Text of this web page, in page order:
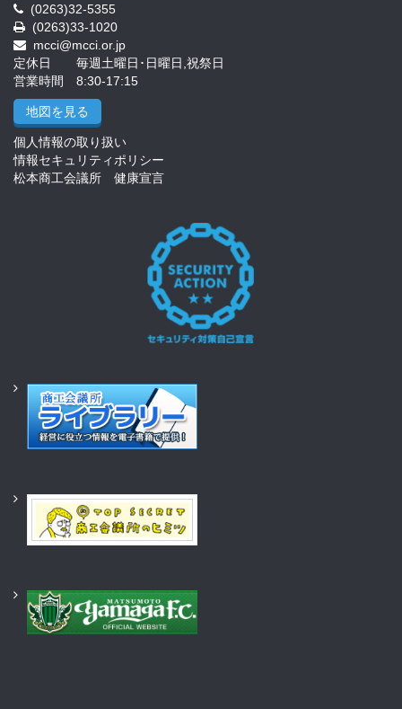
(0263)32-5355
(0263)33-1020
mcci@mcci.or.jp
定休日 毎週土曜日･日曜日,祝祭日
営業時間 8:30-17:15
地図を見る
個人情報の取り扱い
情報セキュリティポリシー
松本商工会議所 健康宣言